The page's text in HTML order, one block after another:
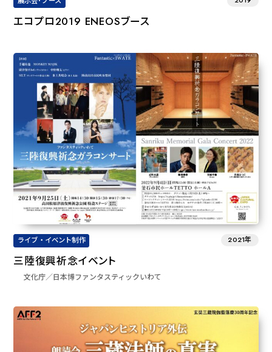
エコプロ2019 ENEOSブース
ライブ・イベント制作 2021年
三陸復興祈念イベント
文化庁／日本博ファンタスティックいわて